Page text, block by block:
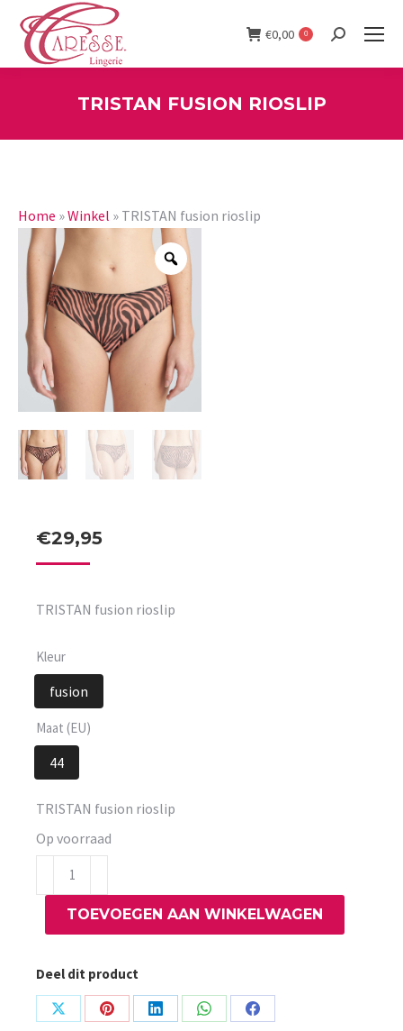
€0,00 0 Search:
TRISTAN FUSION RIOSLIP
Home »Winkel » TRISTAN fusion rioslip
€29,95
TRISTAN fusion rioslip
Kleur
fusion
Maat (EU)
44
TRISTAN fusion rioslip
Op voorraad
TRISTAN
fusion
rioslipTOEVOEGEN AAN WINKELWAGEN
Deel dit product
Share
Share
Share
Share
Share